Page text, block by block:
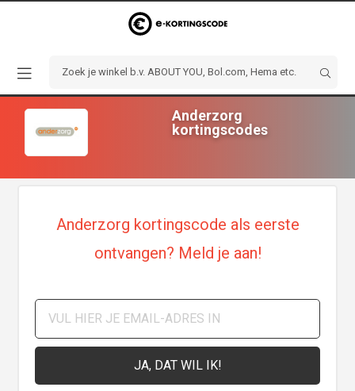
Anderzorg
kortingscodes
Anderzorg kortingscode als eerste
ontvangen? Meld je aan!